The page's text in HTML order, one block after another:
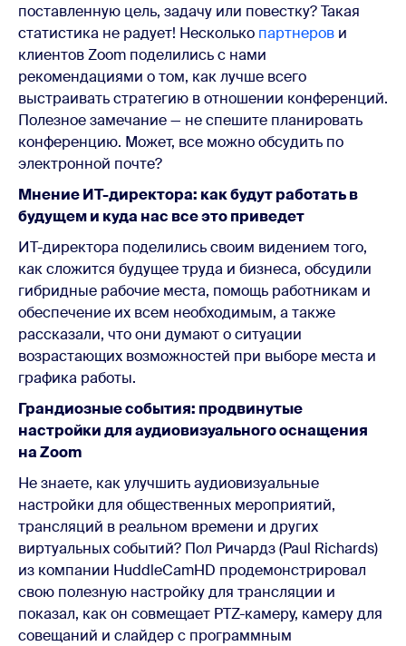
поставленную цель, задачу или повестку? Такая
статистика не радует! Несколько партнеров и
клиентов Zoom поделились с нами
рекомендациями о том, как лучше всего
выстраивать стратегию в отношении конференций.
Полезное замечание — не спешите планировать
конференцию. Может, все можно обсудить по
электронной почте?
Мнение ИТ-директора: как будут работать в
будущем и куда нас все это приведет
ИТ-директора поделились своим видением того,
как сложится будущее труда и бизнеса, обсудили
гибридные рабочие места, помощь работникам и
обеспечение их всем необходимым, а также
рассказали, что они думают о ситуации
возрастающих возможностей при выборе места и
графика работы.
Грандиозные события: продвинутые
настройки для аудиовизуального оснащения
на Zoom
Не знаете, как улучшить аудиовизуальные
настройки для общественных мероприятий,
трансляций в реальном времени и других
виртуальных событий? Пол Ричардз (Paul Richards)
из компании HuddleCamHD продемонстрировал
свою полезную настройку для трансляции и
показал, как он совмещает PTZ-камеру, камеру для
совещаний и слайдер с программным